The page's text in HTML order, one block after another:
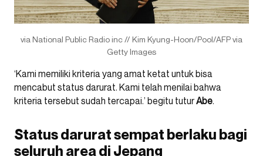
via National Public Radio inc // Kim Kyung-Hoon/Pool/AFP via
Getty Images
‘Kami memiliki kriteria yang amat ketat untuk bisa
mencabut status darurat. Kami telah menilai bahwa
kriteria tersebut sudah tercapai.’ begitu tuturAbe.
Status darurat sempat berlaku bagi
seluruh area di Jepang